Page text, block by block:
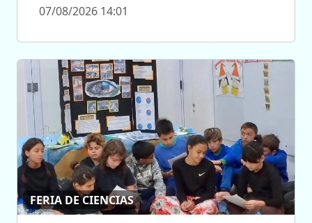
07/08/2026 14:01
FERIA DE CIENCIAS